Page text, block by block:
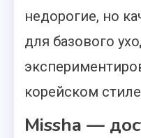
недорогие, но
для базового
корейском
Missha —